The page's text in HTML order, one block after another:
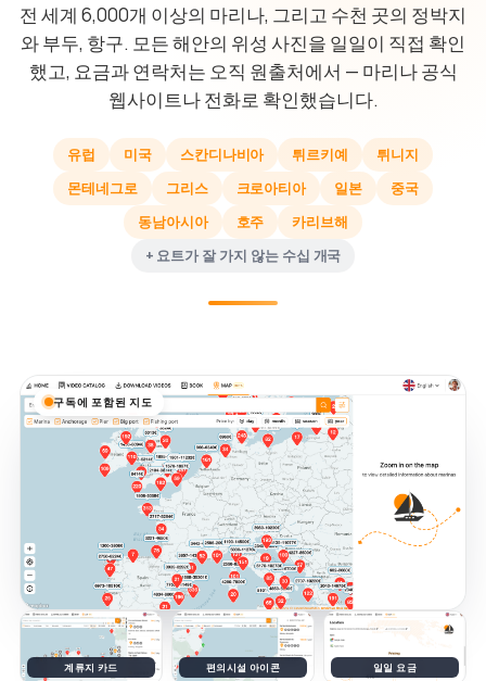
전 세계 6,000개 이상의 마리나, 그리고 수천 곳의 정박지
와 부두, 항구. 모든 해안의 위성 사진을 일일이 직접 확인
했고, 요금과 연락처는 오직 원출처에서 — 마리나 공식
웹사이트나 전화로 확인했습니다.
유럽 미국 스칸디나비아 튀르키예
튀니지
몬테네그로
그리스 크로아티아 일본
중국
동남아시아
호주
카리브해
+ 요트가 잘 가지 않는 수십 개국
구독에 포함된 지도
계류지 카드 편의시설 아이콘 일일 요금